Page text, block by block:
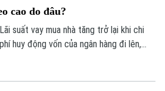
cao do đâu?
Lãi suất vay mua nhà tăng trở lại khi chi
phí huy động vốn của ngân hàng đi lên,